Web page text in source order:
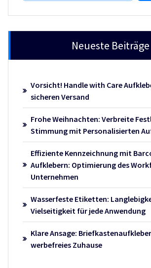
Neueste Beiträge
Vorsicht! Handle with Care
sicheren Versand
Frohe Weihnachten: Verbreite
Stimmung mit Personalisierten
Effiziente Kennzeichnung mit
Aufklebern: Optimierung des
Unternehmen
Wasserfeste Etiketten:
Vielseitigkeit für jede Anwendung
Klare Ansage:
werbefreies Zuhause